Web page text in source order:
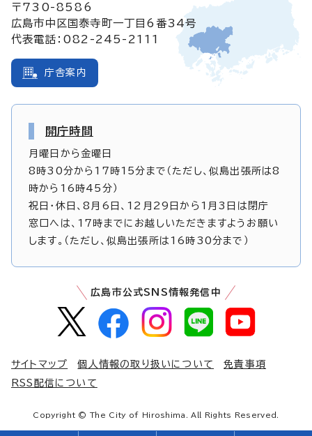
〒730-8586
広島市中区国泰寺町一丁目6番34号
代表電話：082-245-2111
庁舎案内
開庁時間
月曜日から金曜日
8時30分から17時15分まで（ただし、似島出張所は8
時から16時45分）
祝日・休日、8月6日、12月29日から1月3日は閉庁
窓口へは、17時までにお越しいただきますようお願い
します。（ただし、似島出張所は16時30分まで）
広島市公式SNS情報発信中
サイトマップ 個人情報の取り扱いについて
免責事項
RSS配信について
Copyright © The City of Hiroshima. All Rights Reserved.